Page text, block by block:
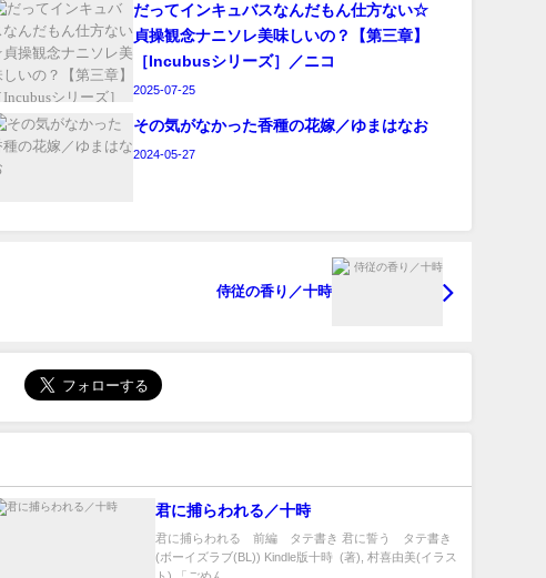
‪だってインキュバスなんだもん仕方ない☆
貞操観念ナニソレ美味しいの？【第三章】
［Incubusシリーズ］／ニコ
2025-07-25
その気がなかった香種の花嫁／ゆまはなお
2024-05-27
侍従の香り／十時
君に捕らわれる／十時
君に捕らわれる 前編 タテ書き 君に誓う タテ書き
(ボーイズラブ(BL)) Kindle版十時 (著), 村喜由美(イラス